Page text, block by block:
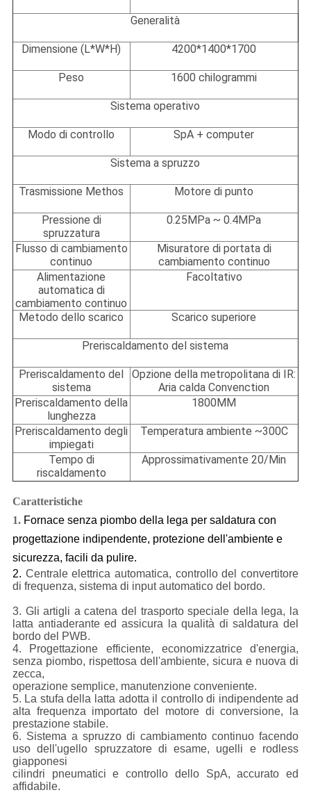
Generalità
Dimensione (L*W*H) 4200*1400*1700
Peso 1600 chilogrammi
Sistema operativo
Modo di controllo SpA + computer
Sistema a spruzzo
Trasmissione Methos Motore di punto
Pressione di
spruzzatura
0.25MPa ~ 0.4MPa
Flusso di cambiamento
continuo
Misuratore di portata di
cambiamento continuo
Alimentazione
automatica di
cambiamento continuo
Facoltativo
Metodo dello scarico Scarico superiore
Preriscaldamento del sistema
Preriscaldamento del
sistema
Opzione della metropolitana di IR:
Aria calda Convenction
Preriscaldamento della
lunghezza
1800MM
Preriscaldamento degli
impiegati
Temperatura ambiente ~300C
Tempo di
riscaldamento
Approssimativamente 20/Min
Caratteristiche
1. Fornace senza piombo della lega per saldatura con
progettazione indipendente, protezione dell'ambiente e
sicurezza, facili da pulire.
2. Centrale elettrica automatica, controllo del convertitore
di frequenza, sistema di input automatico del bordo.
3. Gli artigli a catena del trasporto speciale della lega, la
latta antiaderante ed assicura la qualità di saldatura del
bordo del PWB.
4. Progettazione efficiente, economizzatrice d'energia,
senza piombo, rispettosa dell'ambiente, sicura e nuova di
zecca,
operazione semplice, manutenzione conveniente.
5. La stufa della latta adotta il controllo di indipendente ad
alta frequenza importato del motore di conversione, la
prestazione stabile.
6. Sistema a spruzzo di cambiamento continuo facendo
uso dell'ugello spruzzatore di esame, ugelli e rodless
giapponesi
cilindri pneumatici e controllo dello SpA, accurato ed
affidabile.